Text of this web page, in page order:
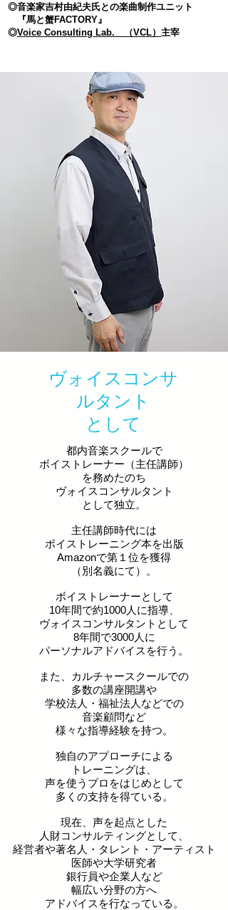
◎音楽家吉村由紀夫氏との楽曲制作ユニット
『馬と蟹FACTORY』
​◎Voice Consulting Lab. （VCL） 主宰
ヴォイスコンサ
ルタント
として
都内音楽スクールで
ボイストレーナー （主任講師）
を務めたのち
ヴォイスコンサルタント
として独立。
主任講師時代には
ボイストレーニング本を出版
Amazonで第１位を獲得
（別名義にて）。
ボイストレーナーとして
10年間で約1000人に指導、
ヴォイスコンサルタントとして
8年間で3000人に
パーソナルアドバイスを行う。
また、カルチャースクールでの
多数の講座開講や
学校法人・福祉法人などでの
音楽顧問など
様々な指導経験を持つ。
独自のアプローチによる
トレーニングは、
声を使うプロをはじめとして
多くの支持を得ている。
​現在、声を起点とした
人財コンサルティングとして、
経営者や著名人・タレント・アーティスト
医師や大学研究者
銀行員や企業人など
幅広い分野の方へ
アドバイスを行なっている。